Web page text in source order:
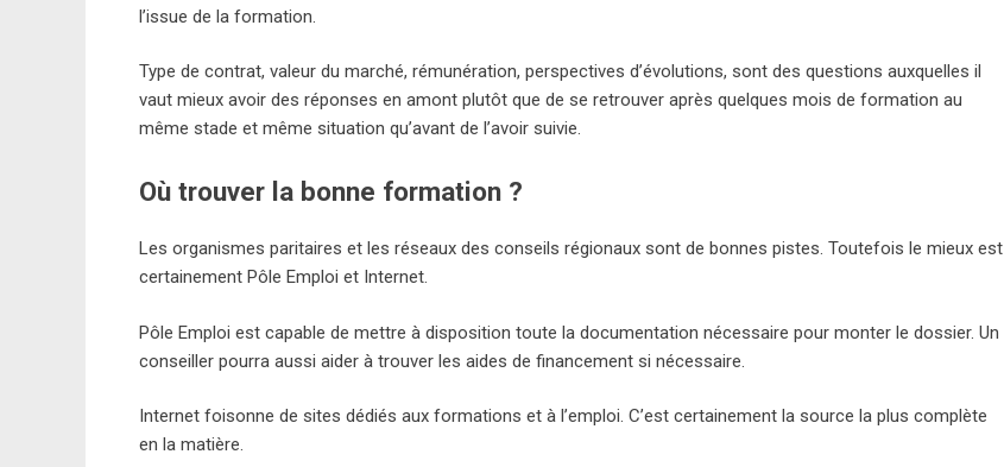
l’issue de la formation.
Type de contrat, valeur du marché, rémunération, perspectives d’évolutions, sont des questions auxquelles il
vaut mieux avoir des réponses en amont plutôt que de se retrouver après quelques mois de formation au
même stade et même situation qu’avant de l’avoir suivie.
Où trouver la bonne formation ?
Les organismes paritaires et les réseaux des conseils régionaux sont de bonnes pistes. Toutefois le mieux est
certainement Pôle Emploi et Internet.
Pôle Emploi est capable de mettre à disposition toute la documentation nécessaire pour monter le dossier. Un
conseiller pourra aussi aider à trouver les aides de financement si nécessaire.
Internet foisonne de sites dédiés aux formations et à l’emploi. C’est certainement la source la plus complète
en la matière.